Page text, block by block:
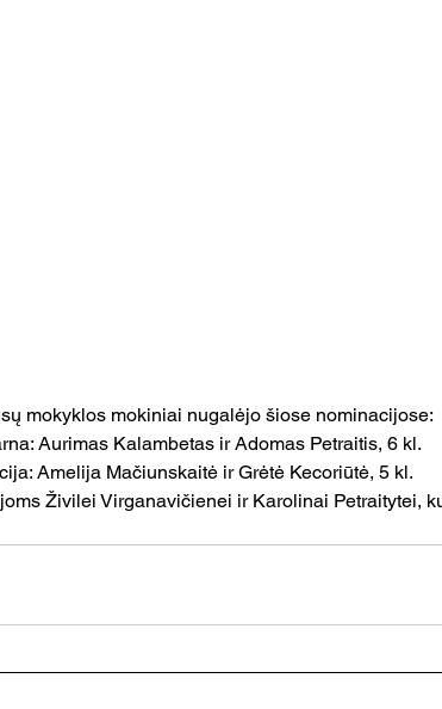
mokyklos mokiniai nugalėjo šiose nominacijose:
Aurimas Kalambetas ir Adomas Petraitis, 6 kl.
Amelija Mačiunskaitė ir Grėtė Kecoriūtė, 5 kl.
Živilei Virganavičienei ir Karolinai Petraitytei,